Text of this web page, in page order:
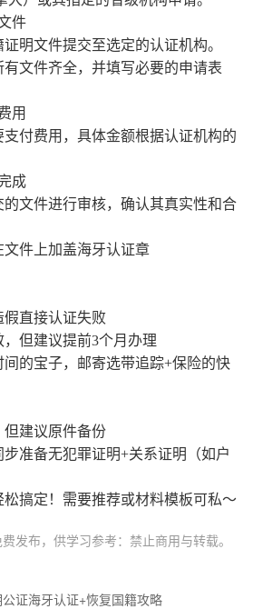
件
明文件提交至选定的认证机构。
文件齐全，并填写必要的申请表
用
付费用，具体金额根据认证机构的
成
文件进行审核，确认其真实性和合
件上加盖海牙认证章
直接认证失败
但建议提前3个月办理
的宝子，邮寄选带追踪+保险的快
建议原件备份
准备无犯罪证明+关系证明（如户
搞定！需要推荐或材料模板可私～
发布，供学习参考：禁止商用与转载。
证海牙认证+恢复国籍攻略